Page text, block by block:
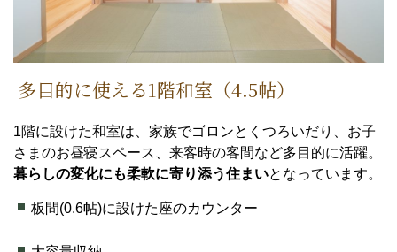
多目的に使える1階和室（4.5帖）
1階に設けた和室は、家族でゴロンとくつろいだり、お子
さまのお昼寝スペース、来客時の客間など多目的に活躍。
暮らしの変化にも柔軟に寄り添う住まいとなっています。
板間(0.6帖)に設けた座のカウンター